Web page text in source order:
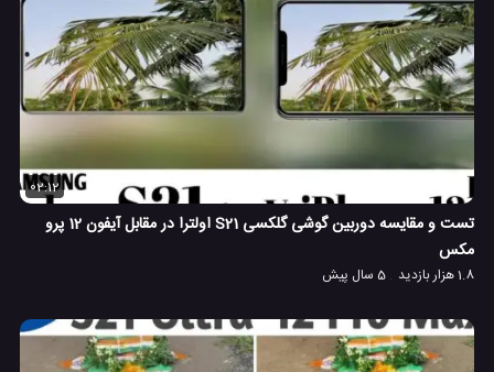
02:12
تست و مقایسه دوربین گوشی گلکسی S21 اولترا در مقابل آیفون 12 پرو
مکس
1.8 هزار بازدید 5 سال پیش